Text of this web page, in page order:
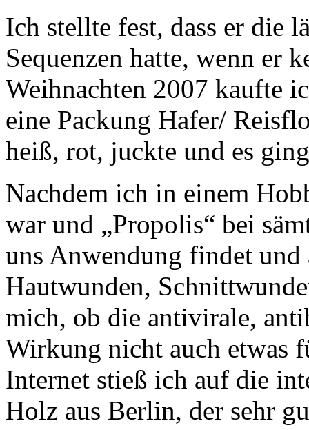
Ich stellte fest, dass er die
Sequenzen hatte, wenn er
Weihnachten 2007 kaufte
eine Packung Hafer/
heiß, rot, juckte und es
Nachdem ich in einem
war und „Propolis“ bei
uns Anwendung findet
Hautwunden,
mich, ob die antivirale,
Wirkung nicht auch etwas
Internet stieß ich auf die
Holz aus Berlin, der sehr